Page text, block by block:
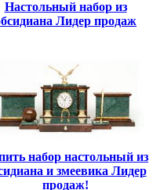
Настольный набор из
Лидер продаж
набор настольный из
и змеевика Лидер
продаж!